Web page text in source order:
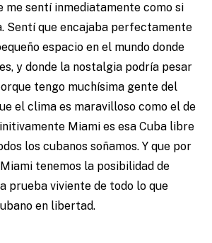
me sentí inmediatamente como si
Sentí que encajaba perfectamente
espacio en el mundo donde
y donde la nostalgia podría pesar
tengo muchísima gente del
el clima es maravilloso como el de
Miami es esa Cuba libre
los cubanos soñamos. Y que por
tenemos la posibilidad de
prueba viviente de todo lo que
en libertad.